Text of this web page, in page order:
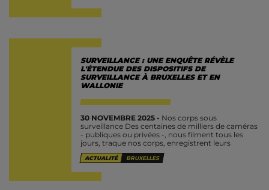
SURVEILLANCE : UNE ENQUÊTE RÉVÈLE
L'ÉTENDUE DES DISPOSITIFS DE
SURVEILLANCE À BRUXELLES ET EN
WALLONIE
30 NOVEMBRE 2025 - Nos corps sous
surveillance Des centaines de milliers de caméras
- publiques ou privées -, nous filment tous les
jours, traque nos corps, enregistrent leurs
mouvements. Couplées à de puissants outils...
ACTUALITÉ BRUXELLES